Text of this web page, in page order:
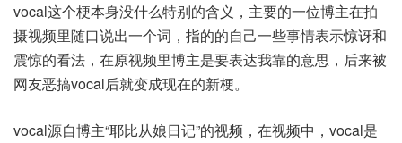
vocal这个梗本身没什么特别的含义，主要的一位博主在拍
摄视频里随口说出一个词，指的的自己一些事情表示惊讶和
震惊的看法，在原视频里博主是要表达我靠的意思，后来被
网友恶搞vocal后就变成现在的新梗。
vocal源自博主“耶比从娘日记”的视频，在视频中，vocal是